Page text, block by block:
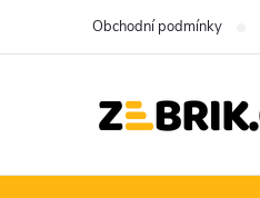
Obchodní podmínky